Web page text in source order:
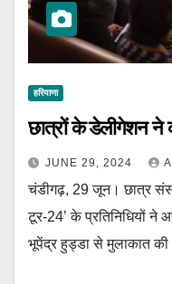
हरियाणा
छात्रों के डेलीगेशन ने
JUNE 29, 2024
चंडीगढ़, 29 जून। छात्र
टूर-24’ के प्रतिनिधियों ने
भूपेंद्र हुड्डा से मुलाकात